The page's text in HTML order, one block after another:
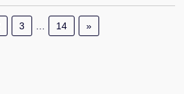
3 14 »